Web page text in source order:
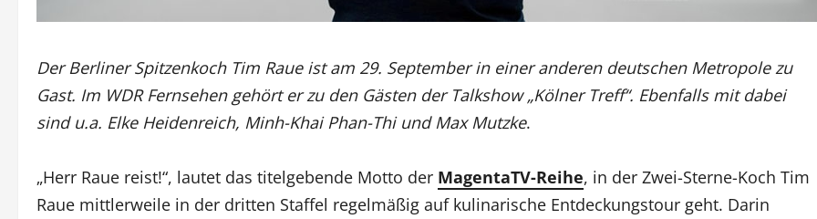
Der Berliner Spitzenkoch Tim Raue ist am 29. September in einer anderen deutschen Metropole zu
Gast. Im WDR Fernsehen gehört er zu den Gästen der Talkshow „Kölner Treff“. Ebenfalls mit dabei
sind u.a. Elke Heidenreich, Minh-Khai Phan-Thi und Max Mutzke.
„Herr Raue reist!“, lautet das titelgebende Motto der MagentaTV-Reihe, in der Zwei-Sterne-Koch Tim
Raue mittlerweile in der dritten Staffel regelmäßig auf kulinarische Entdeckungstour geht. Darin